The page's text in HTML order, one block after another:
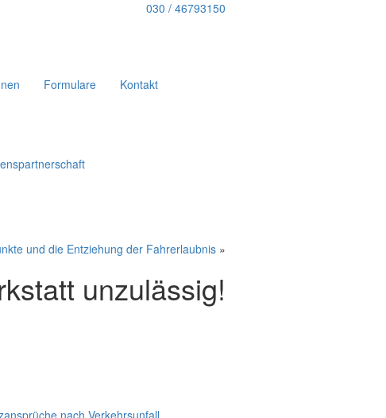
030 / 46793150
Formulare Kontakt
und die Entziehung der Fahrerlaubnis »
unzulässig!
nach Verkehrsunfall,